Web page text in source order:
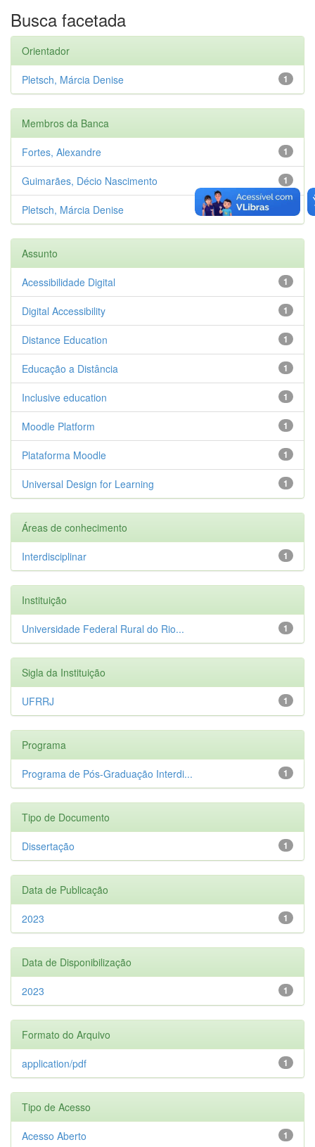
Busca facetada
Orientador
1
Pletsch, Márcia Denise
Membros da Banca
1
Fortes, Alexandre
1
Guimarães, Décio Nascimento
Pletsch, Márcia Denise
Assunto
1
Acessibilidade Digital
1
Digital Accessibility
1
Distance Education
1
Educação a Distância
1
Inclusive education
1
Moodle Platform
1
Plataforma Moodle
1
Universal Design for Learning
Áreas de conhecimento
1
Interdisciplinar
Instituição
1
Universidade Federal Rural do Rio...
Sigla da Instituição
1
UFRRJ
Programa
1
Programa de Pós-Graduação Interdi...
Tipo de Documento
1
Dissertação
Data de Publicação
1
2023
Data de Disponibilização
1
2023
Formato do Arquivo
1
application/pdf
Tipo de Acesso
1
Acesso Aberto